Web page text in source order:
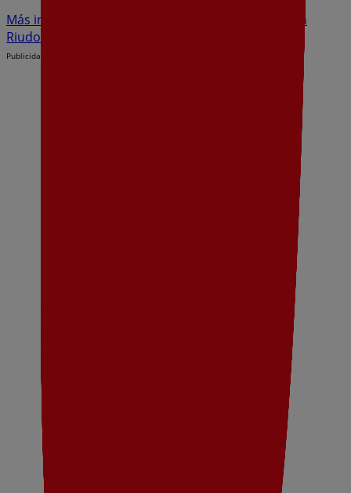
Más información de Dia
Ver otras tiendas de Dia en
Riudoms
Publicidad